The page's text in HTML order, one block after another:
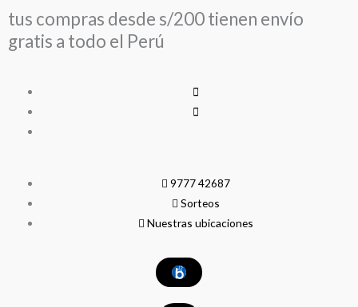
contenido
tus compras desde s/200 tienen envío
gratis a todo el Perú
9777 42687
Sorteos
Nuestras ubicaciones